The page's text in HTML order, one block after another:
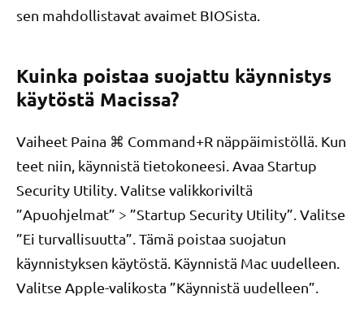
sen mahdollistavat avaimet BIOSista.
Kuinka poistaa suojattu käynnistys
käytöstä Macissa?
Vaiheet Paina ⌘ Command+R näppäimistöllä. Kun
teet niin, käynnistä tietokoneesi. Avaa Startup
Security Utility. Valitse valikkoriviltä
”Apuohjelmat” > ”Startup Security Utility”. Valitse
”Ei turvallisuutta”. Tämä poistaa suojatun
käynnistyksen käytöstä. Käynnistä Mac uudelleen.
Valitse Apple-valikosta ”Käynnistä uudelleen”.